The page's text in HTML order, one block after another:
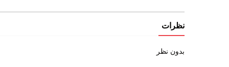
نظرات
بدون نظر